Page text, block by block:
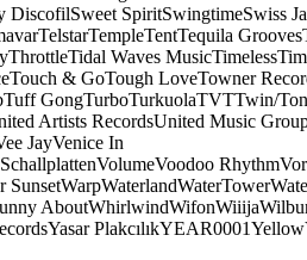
DiscofilSweet SpiritSwingtimeSwiss
TelstarTempleTentTequila Grooves
ThrottleTidal Waves MusicTimeless
Touch & GoTough LoveTowner
Tuff GongTurboTurkuolaTVTTwin/
Artists RecordsUnited Music
JayVenice In
VolumeVoodoo Rhythm
SunsetWarpWaterlandWaterTower
AboutWhirlwindWifonWiiija
Yasar PlakcılıkYEAR0001Yellow